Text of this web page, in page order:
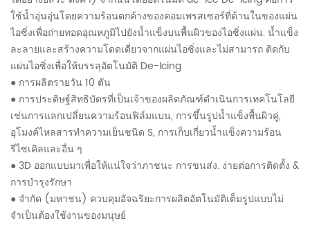
ใช้น้ำอุ่นอุ่นโดยความร้อนตกค้างของคอมเพรสเซอร์ที่ด้านในของแผ่น
ไอซิ่งเพื่อถ่ายทอดอุณหภูมิไปยังน้ำแข็งบนพื้นผิวของไอซิ่งแผ่น. น้ำแข็ง
ละลายและสร้างความโดดเดี่ยวจากแผ่นไอซิ่งและไม่สามารถ ติดกับ
แผ่นไอซิ่งเพื่อให้บรรลุอัตโนมัติ De-Icing
● การผลิตรายวัน 10 ตัน
● การประดิษฐ์สิทธิบัตรที่เป็นเจ้าของผลิตภัณฑ์ดำเนินการเทคโนโลยี
เช่นการแลกเปลี่ยนความร้อนฟิล์มแบน, การขึ้นรูปน้ำแข็งพื้นผิวคู่,
อุโมงค์ไหลสารทำความเย็นชนิด S, การเก็บเกี่ยวน้ำแข็งความร้อน
รีไซเคิลและอื่น ๆ
● 3D ออกแบบมาเพื่อให้แน่ใจว่าภาชนะ การขนส่ง. ง่ายต่อการติดตั้ง &
การบำรุงรักษา
● จำกัด (มหาชน) ควบคุมอัจฉริยะการผลิตอัตโนมัติเต็มรูปแบบไม่
จำเป็นต้องใช้งานของมนุษย์